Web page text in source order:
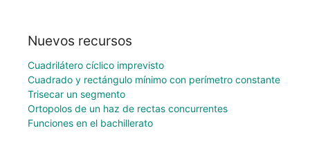
Nuevos recursos
Cuadrilátero cíclico imprevisto
Cuadrado y rectángulo mínimo con perímetro constante
Trisecar un segmento
Ortopolos de un haz de rectas concurrentes
Funciones en el bachillerato